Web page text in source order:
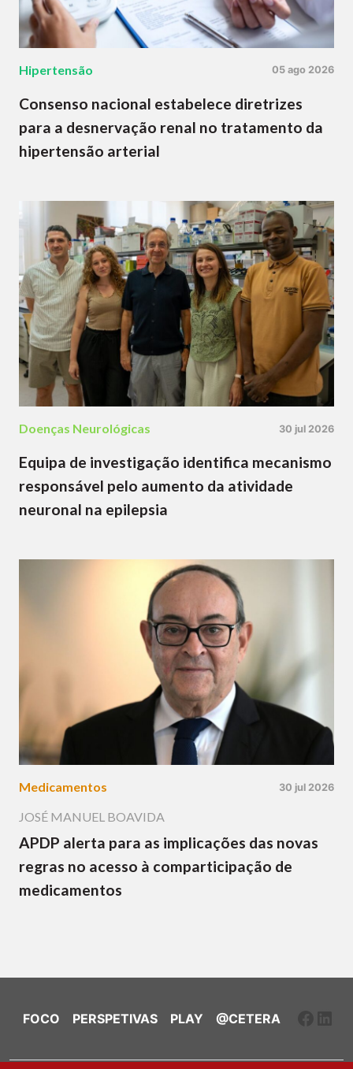
Hipertensão 05 ago 2026
Consenso nacional estabelece diretrizes
para a desnervação renal no tratamento da
hipertensão arterial
Doenças Neurológicas 30 jul 2026
Equipa de investigação identifica mecanismo
responsável pelo aumento da atividade
neuronal na epilepsia
Medicamentos 30 jul 2026
JOSÉ MANUEL BOAVIDA
APDP alerta para as implicações das novas
regras no acesso à comparticipação de
medicamentos
FOCO PERSPETIVAS PLAY @CETERA